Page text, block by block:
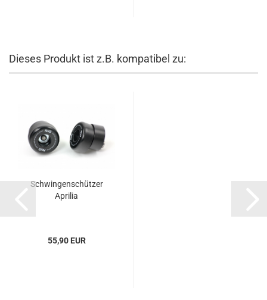
Dieses Produkt ist z.B. kompatibel zu:
Schwingenschützer
Aprilia
55,90 EUR